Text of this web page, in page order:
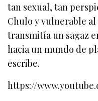
tan sexual, tan
Chulo y vulnerable
transmitía un sagaz
hacia un mundo de
escribe.
https://